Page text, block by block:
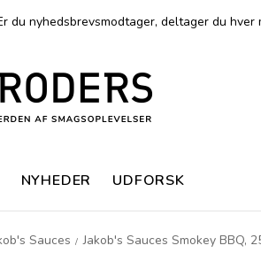
du nyhedsbrevsmodtager, deltager du
NYHEDER UDFORSK
Sauces / Jakob's Sauces Smokey BBQ,